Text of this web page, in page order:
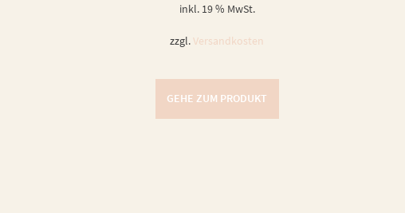
inkl. 19 % MwSt.
zzgl.Versandkosten
GEHE ZUM PRODUKT